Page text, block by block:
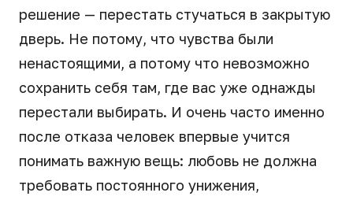
решение — перестать стучаться в закрытую
дверь. Не потому, что чувства были
ненастоящими, а потому что невозможно
сохранить себя там, где вас уже однажды
перестали выбирать. И очень часто именно
после отказа человек впервые учится
понимать важную вещь: любовь не должна
требовать постоянного унижения,